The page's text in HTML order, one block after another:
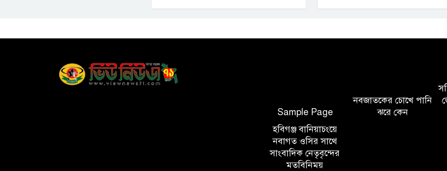
Sample Page
নবজাতকের চোখে পানি
ঝরে কেন
হবিগঞ্জ বানিয়াচংয়ে
নবাগত ওসির সাথে
সাংবাদিক নেতৃবৃন্দের
মতবিনিময়